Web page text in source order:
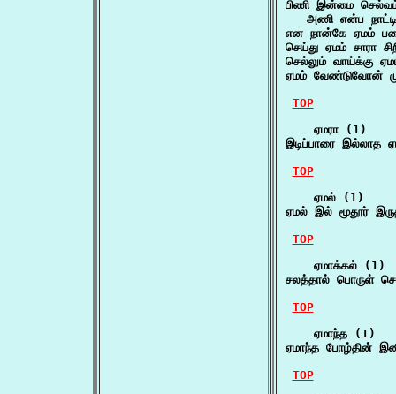
பிணி இன்மை
அணி என்ப
என நான்கே ஏமம்
செய்து ஏமம் சாரா
செல்லும் வாய்க்கு
ஏமம் வேண்டுவோன்
TOP
    ஏமரா (1)
இடிப்பாரை
TOP
    ஏமல் (1)
ஏமல் இல் மூதூர்
TOP
    ஏமாக்கல் (1)
சலத்தால் பொருள்
TOP
    ஏமாந்த (1)
ஏமாந்த போழ்தின்
TOP